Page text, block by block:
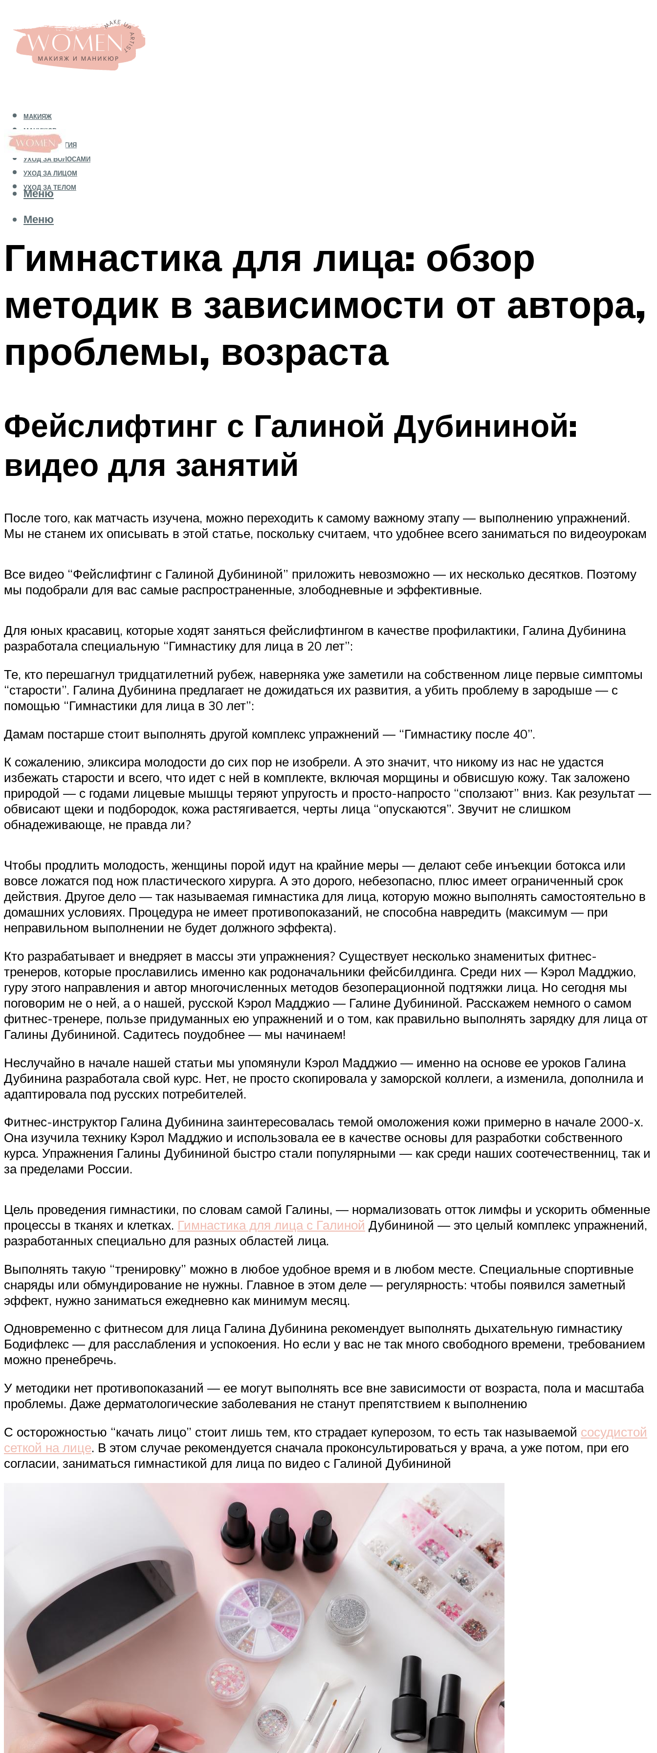
МАКИЯЖ
МАНИКЮР
КОСМЕТОЛОГИЯ
УХОД ЗА ВОЛОСАМИ
УХОД ЗА ЛИЦОМ
УХОД ЗА ТЕЛОМ
Меню
Меню
Гимнастика для лица: обзор
методик в зависимости от автора,
проблемы, возраста
Фейслифтинг с Галиной Дубининой:
видео для занятий
После того, как матчасть изучена, можно переходить к самому важному этапу — выполнению упражнений.
Мы не станем их описывать в этой статье, поскольку считаем, что удобнее всего заниматься по видеоурокам
Все видео “Фейслифтинг с Галиной Дубининой” приложить невозможно — их несколько десятков. Поэтому
мы подобрали для вас самые распространенные, злободневные и эффективные.
Для юных красавиц, которые ходят заняться фейслифтингом в качестве профилактики, Галина Дубинина
разработала специальную “Гимнастику для лица в 20 лет”:
Те, кто перешагнул тридцатилетний рубеж, наверняка уже заметили на собственном лице первые симптомы
“старости”. Галина Дубинина предлагает не дожидаться их развития, а убить проблему в зародыше — с
помощью “Гимнастики для лица в 30 лет”:
Дамам постарше стоит выполнять другой комплекс упражнений — “Гимнастику после 40”.
К сожалению, эликсира молодости до сих пор не изобрели. А это значит, что никому из нас не удастся
избежать старости и всего, что идет с ней в комплекте, включая морщины и обвисшую кожу. Так заложено
природой — с годами лицевые мышцы теряют упругость и просто-напросто “сползают” вниз. Как результат —
обвисают щеки и подбородок, кожа растягивается, черты лица “опускаются”. Звучит не слишком
обнадеживающе, не правда ли?
Чтобы продлить молодость, женщины порой идут на крайние меры — делают себе инъекции ботокса или
вовсе ложатся под нож пластического хирурга. А это дорого, небезопасно, плюс имеет ограниченный срок
действия. Другое дело — так называемая гимнастика для лица, которую можно выполнять самостоятельно в
домашних условиях. Процедура не имеет противопоказаний, не способна навредить (максимум — при
неправильном выполнении не будет должного эффекта).
Кто разрабатывает и внедряет в массы эти упражнения? Существует несколько знаменитых фитнес-
тренеров, которые прославились именно как родоначальники фейсбилдинга. Среди них — Кэрол Мадджио,
гуру этого направления и автор многочисленных методов безоперационной подтяжки лица. Но сегодня мы
поговорим не о ней, а о нашей, русской Кэрол Мадджио — Галине Дубининой. Расскажем немного о самом
фитнес-тренере, пользе придуманных ею упражнений и о том, как правильно выполнять зарядку для лица от
Галины Дубининой. Садитесь поудобнее — мы начинаем!
Неслучайно в начале нашей статьи мы упомянули Кэрол Мадджио — именно на основе ее уроков Галина
Дубинина разработала свой курс. Нет, не просто скопировала у заморской коллеги, а изменила, дополнила и
адаптировала под русских потребителей.
Фитнес-инструктор Галина Дубинина заинтересовалась темой омоложения кожи примерно в начале 2000-х.
Она изучила технику Кэрол Мадджио и использовала ее в качестве основы для разработки собственного
курса. Упражнения Галины Дубининой быстро стали популярными — как среди наших соотечественниц, так и
за пределами России.
Цель проведения гимнастики, по словам самой Галины, — нормализовать отток лимфы и ускорить обменные
процессы в тканях и клетках. Гимнастика для лица с Галиной Дубининой — это целый комплекс упражнений,
разработанных специально для разных областей лица.
Выполнять такую “тренировку” можно в любое удобное время и в любом месте. Специальные спортивные
снаряды или обмундирование не нужны. Главное в этом деле — регулярность: чтобы появился заметный
эффект, нужно заниматься ежедневно как минимум месяц.
Одновременно с фитнесом для лица Галина Дубинина рекомендует выполнять дыхательную гимнастику
Бодифлекс — для расслабления и успокоения. Но если у вас не так много свободного времени, требованием
можно пренебречь.
У методики нет противопоказаний — ее могут выполнять все вне зависимости от возраста, пола и масштаба
проблемы. Даже дерматологические заболевания не станут препятствием к выполнению
С осторожностью “качать лицо” стоит лишь тем, кто страдает куперозом, то есть так называемой сосудистой
сеткой на лице. В этом случае рекомендуется сначала проконсультироваться у врача, а уже потом, при его
согласии, заниматься гимнастикой для лица по видео с Галиной Дубининой